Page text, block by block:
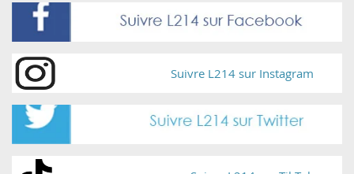
Suivre L214 sur Instagram